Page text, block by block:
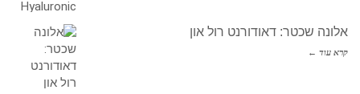
אלונה שכטר: דאודורנט רול און
קרא עוד ←